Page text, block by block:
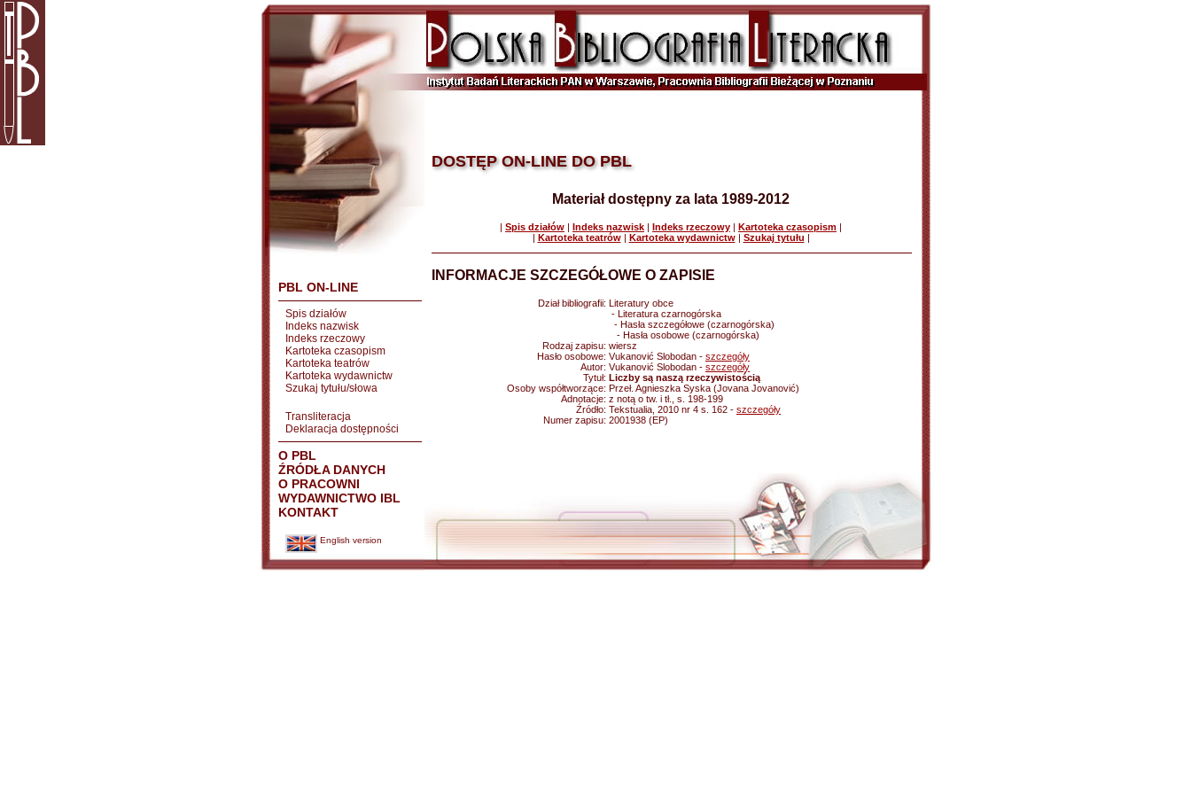
PBL ON-LINE
Spis działów
Indeks nazwisk
Indeks rzeczowy
Kartoteka czasopism
Kartoteka teatrów
Kartoteka wydawnictw
Szukaj tytułu/słowa
Transliteracja
Deklaracja dostępności
O PBL
ŹRÓDŁA DANYCH
O PRACOWNI
WYDAWNICTWO IBL
KONTAKT
English version
DOSTĘP ON-LINE DO PBL
Materiał dostępny za lata 1989-2012
| Spis działów | Indeks nazwisk | Indeks rzeczowy | Kartoteka czasopism |
| Kartoteka teatrów| Kartoteka wydawnictw| Szukaj tytułu |
INFORMACJE SZCZEGÓŁOWE O ZAPISIE
Dział bibliografii: Literatury obce
- Literatura czarnogórska
- Hasła szczegółowe (czarnogórska)
- Hasła osobowe (czarnogórska)
Rodzaj zapisu: wiersz
Hasło osobowe: Vukanović Slobodan - szczegóły
Autor: Vukanović Slobodan - szczegóły
Tytuł: Liczby są naszą rzeczywistością
Osoby współtworzące: Przeł. Agnieszka Syska (Jovana Jovanović)
Adnotacje: z notą o tw. i tł., s. 198-199
Źródło: Tekstualia, 2010 nr 4 s. 162 - szczegóły
Numer zapisu: 2001938 (EP)